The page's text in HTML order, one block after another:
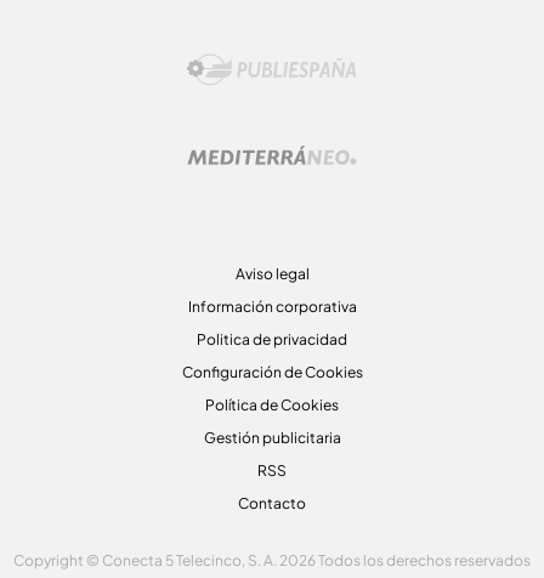
Aviso legal
Información corporativa
Politica de privacidad
Configuración de Cookies
Política de Cookies
Gestión publicitaria
RSS
Contacto
Copyright © Conecta 5 Telecinco, S. A. 2026 Todos los derechos reservados